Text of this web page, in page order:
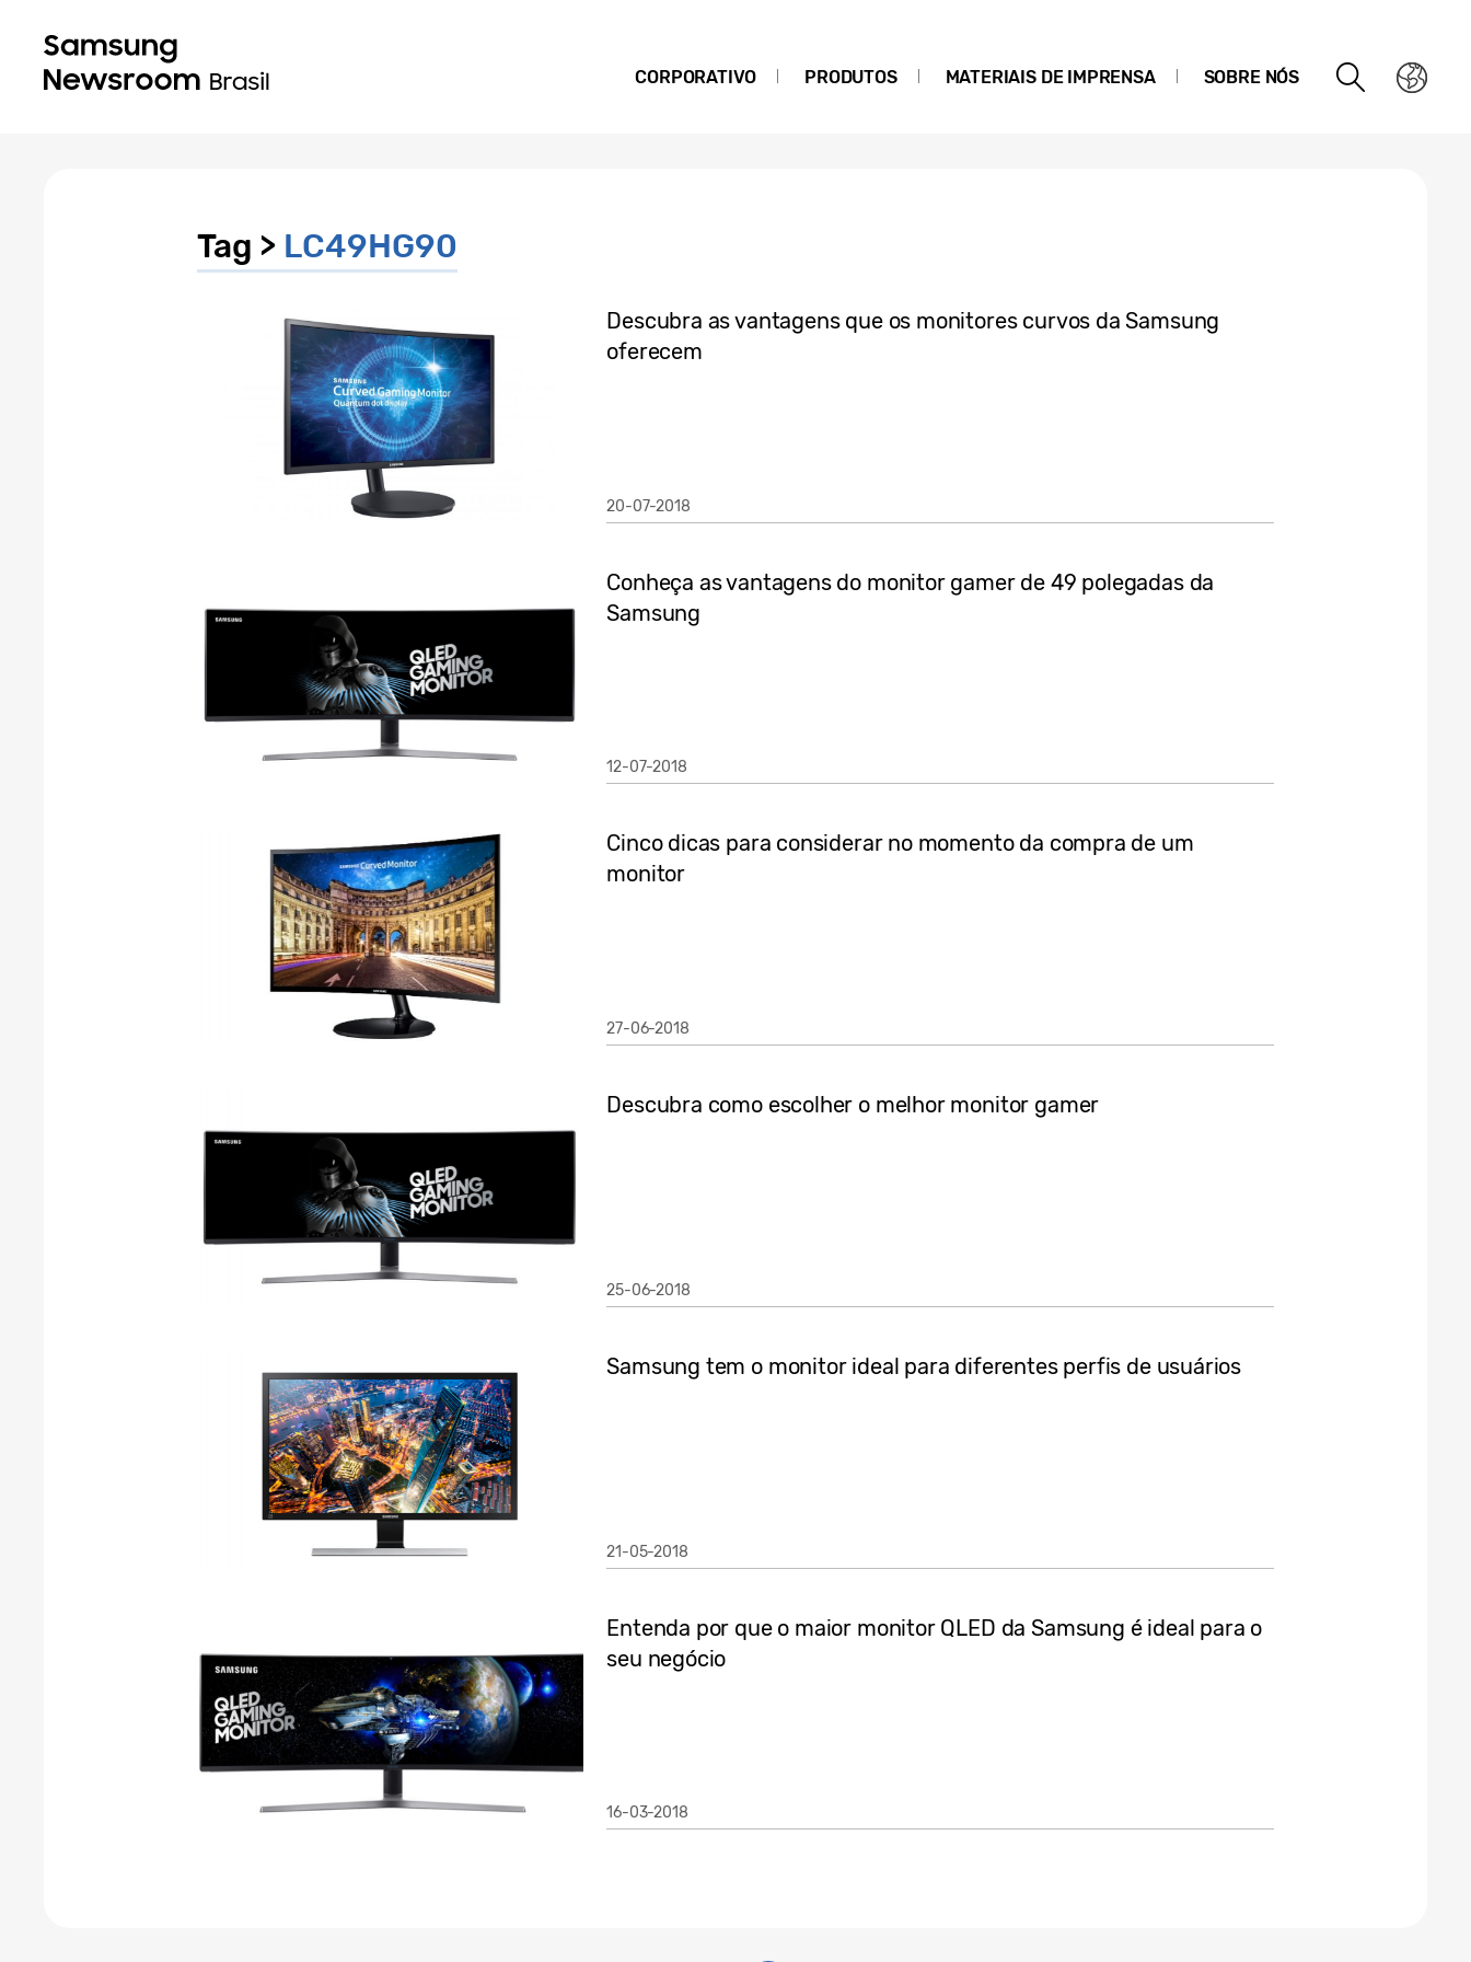
CORPORATIVO PRODUTOS MATERIAIS DE IMPRENSA SOBRE NÓS
Tag > LC49HG90
Descubra as vantagens que os monitores curvos da Samsung
oferecem
20-07-2018
Conheça as vantagens do monitor gamer de 49 polegadas da
Samsung
12-07-2018
Cinco dicas para considerar no momento da compra de um
monitor
27-06-2018
Descubra como escolher o melhor monitor gamer
25-06-2018
Samsung tem o monitor ideal para diferentes perfis de usuários
21-05-2018
Entenda por que o maior monitor QLED da Samsung é ideal para o
seu negócio
16-03-2018